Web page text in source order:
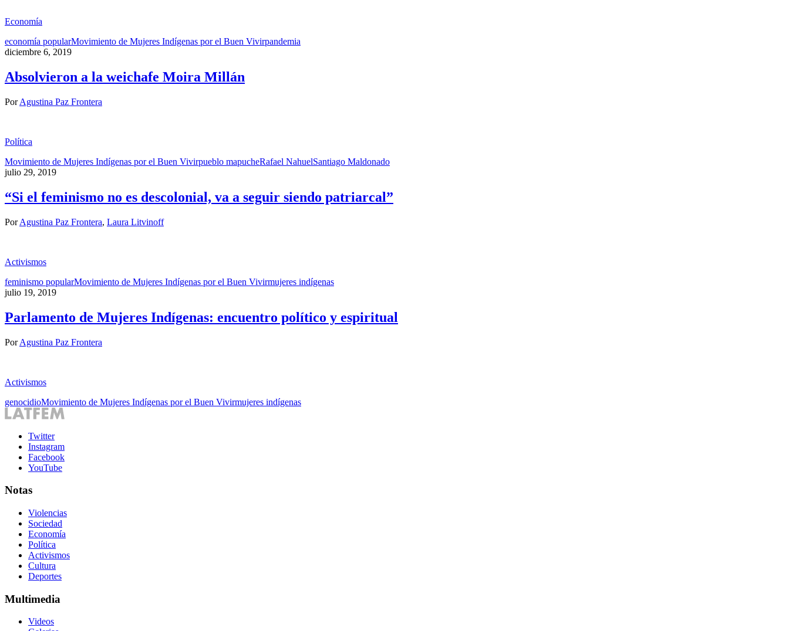
Economía
economía popularMovimiento de Mujeres Indígenas por el Buen Vivirpandemia
diciembre 6, 2019
Absolvieron a la weichafe Moira Millán
PorAgustina Paz Frontera
Política
Movimiento de Mujeres Indígenas por el Buen Vivirpueblo mapucheRafael NahuelSantiago Maldonado
julio 29, 2019
“Si el feminismo no es descolonial, va a seguir siendo patriarcal”
PorAgustina Paz Frontera, Laura Litvinoff
Activismos
feminismo popularMovimiento de Mujeres Indígenas por el Buen Vivirmujeres indígenas
julio 19, 2019
Parlamento de Mujeres Indígenas: encuentro político y espiritual
PorAgustina Paz Frontera
Activismos
genocidioMovimiento de Mujeres Indígenas por el Buen Vivirmujeres indígenas
Twitter
Instagram
Facebook
YouTube
Notas
Violencias
Sociedad
Economía
Política
Activismos
Cultura
Deportes
Multimedia
Videos